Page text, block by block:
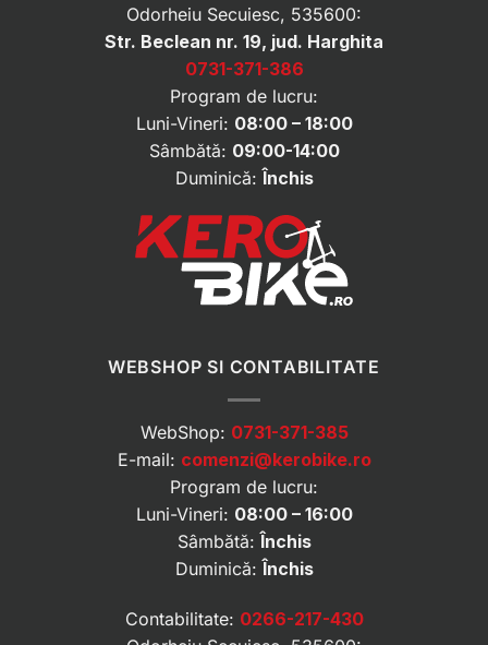
Odorheiu Secuiesc, 535600:
Str. Beclean nr. 19, jud. Harghita
0731-371-386
Program de lucru:
Luni-Vineri: 08:00 – 18:00
Sâmbătă: 09:00-14:00
Duminică:Închis
WEBSHOP SI CONTABILITATE
WebShop: 0731-371-385
E-mail: comenzi@kerobike.ro
Program de lucru:
Luni-Vineri: 08:00 – 16:00
Sâmbătă: Închis
Duminică: Închis
Contabilitate: 0266-217-430